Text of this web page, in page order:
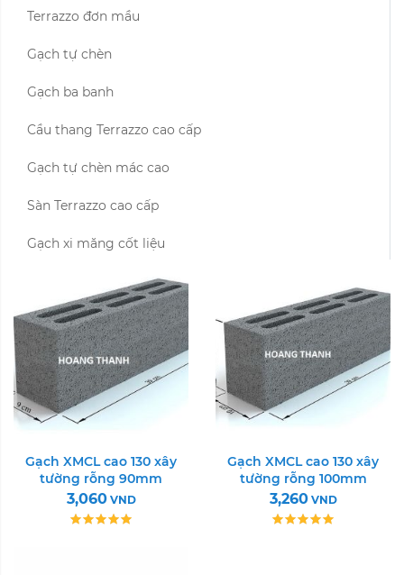
Terrazzo đơn mầu
Gạch tự chèn
Gạch ba banh
Cầu thang Terrazzo cao cấp
Gạch tự chèn mác cao
Sàn Terrazzo cao cấp
Gạch xi măng cốt liệu
Gạch XMCL cao 130 xây
tường rỗng 90mm
3,060 VND
Gạch XMCL cao 130 xây
tường rỗng 100mm
3,260 VND